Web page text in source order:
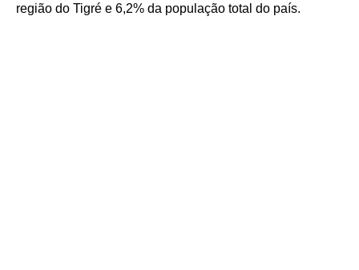
região do Tigré e 6,2% da população total do país.